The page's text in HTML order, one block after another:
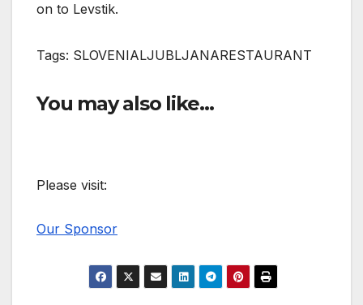
on to Levstik.
Tags: SLOVENIALJUBLJANARESTAURANT
You may also like…
Please visit:
Our Sponsor